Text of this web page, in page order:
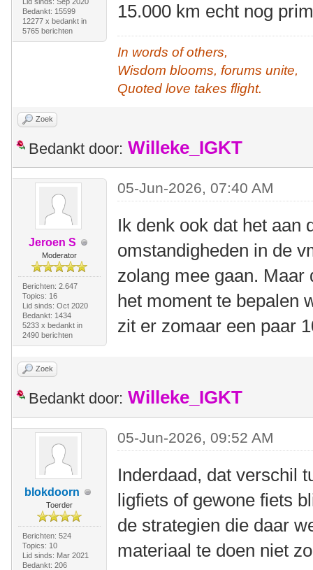
Bedankt: 15599
12277 x bedankt in
5765 berichten
15.000 km echt nog
In words of others,
Wisdom blooms, forums unite,
Quoted love takes flight.
Zoek
Bedankt door: Willeke_IGKT
Jeroen S
Moderator
Berichten: 2.647
Topics: 16
Lid sinds: Oct 2020
Bedankt: 1434
5233 x bedankt in
2490 berichten
05-Jun-2026, 07:40 AM
Ik denk ook dat het aan
omstandigheden in de
zolang mee gaan.
het moment te bepalen
zit er zomaar een paar
Zoek
Bedankt door: Willeke_IGKT
blokdoorn
Toerder
Berichten: 524
Topics: 10
Lid sinds: Mar 2021
Bedankt: 206
05-Jun-2026, 09:52 AM
Inderdaad, dat verschil
ligfiets of gewone fiets
de strategien die daar
materiaal te doen niet